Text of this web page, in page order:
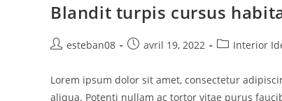
Blandit turpis cursus
Auteur/autrice
la
publication :
esteban08
Publication
avril 19, 2022
PostInterior
Lorem ipsum dolor sit amet, consectetur
aliqua. Potenti nullam ac tortor vitae purus